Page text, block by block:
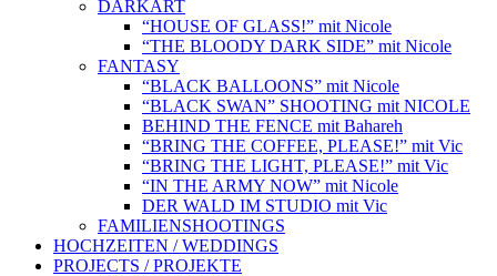
DARKART
“HOUSE OF GLASS!” mit Nicole
“THE BLOODY DARK SIDE” mit Nicole
FANTASY
“BLACK BALLOONS” mit Nicole
“BLACK SWAN” SHOOTING mit NICOLE
BEHIND THE FENCE mit Bahareh
“BRING THE COFFEE, PLEASE!” mit Vic
“BRING THE LIGHT, PLEASE!” mit Vic
“IN THE ARMY NOW” mit Nicole
DER WALD IM STUDIO mit Vic
FAMILIENSHOOTINGS
HOCHZEITEN / WEDDINGS
PROJECTS / PROJEKTE